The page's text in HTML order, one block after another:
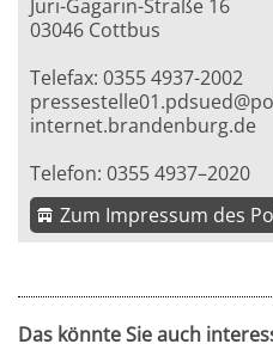
Juri-Gagarin-Straße 16
03046 Cottbus
Telefax: 0355 4937-2002
internet.brandenburg.de
Telefon: 0355 4937–2020
Zum Impressum des
Das könnte Sie auch